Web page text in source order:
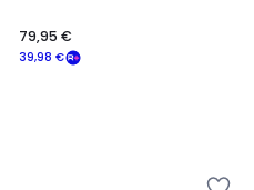
39,98 €
79,95 €